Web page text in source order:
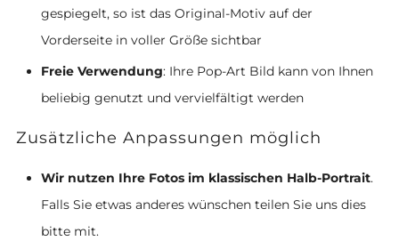
gespiegelt, so ist das Original-Motiv auf der
Vorderseite in voller Größe sichtbar
Freie Verwendung: Ihre Pop-Art Bild kann von Ihnen
beliebig genutzt und vervielfältigt werden
Zusätzliche Anpassungen möglich
Wir nutzen Ihre Fotos im klassischen Halb-Portrait.
Falls Sie etwas anderes wünschen teilen Sie uns dies
bitte mit.